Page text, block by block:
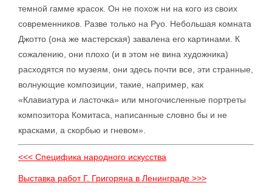
темной гамме красок. Он не похож ни на кого из своих
современников. Разве только на Руо. Небольшая комната
Джотто (она же мастерская) завалена его картинами. К
сожалению, они плохо (и в этом не вина художника)
расходятся по музеям, они здесь почти все, эти странные,
волнующие композиции, такие, например, как
«Клавиатура и ласточка» или многочисленные портреты
композитора Комитаса, написанные словно бы и не
красками, а скорбью и гневом».
<<< Специфика народного искусства
Выставка работ Г. Григоряна в Ленинграде >>>